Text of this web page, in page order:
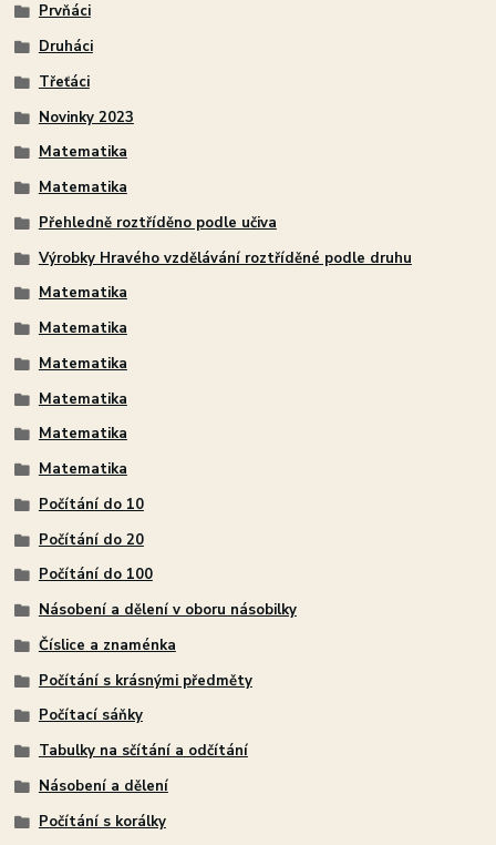
Prvňáci
Druháci
Třeťáci
Novinky 2023
Matematika
Matematika
Přehledně roztříděno podle učiva
Výrobky Hravého vzdělávání roztříděné podle druhu
Matematika
Matematika
Matematika
Matematika
Matematika
Matematika
Počítání do 10
Počítání do 20
Počítání do 100
Násobení a dělení v oboru násobilky
Číslice a znaménka
Počítání s krásnými předměty
Počítací sáňky
Tabulky na sčítání a odčítání
Násobení a dělení
Počítání s korálky